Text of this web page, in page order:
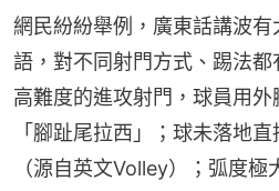
網民紛紛舉例，廣東話講波
語，對不同射門方式、踢法
高難度的進攻射門，球員用外
「腳趾尾拉西」；球未落地
（源自英文Volley）；弧度